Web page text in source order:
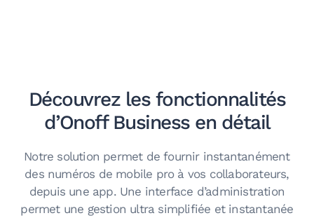
Découvrez les fonctionnalités
d’Onoff Business en détail
Notre solution permet de fournir instantanément
des numéros de mobile pro à vos collaborateurs,
depuis une app. Une interface d’administration
permet une gestion ultra simplifiée et instantanée